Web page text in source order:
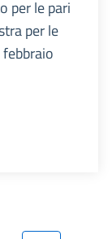
per le pari
per le